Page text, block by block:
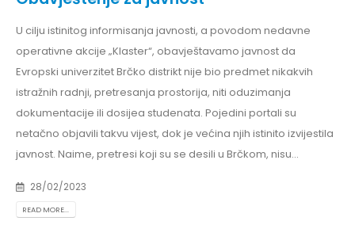
U cilju istinitog informisanja javnosti, a povodom nedavne
operativne akcije „Klaster“, obavještavamo javnost da
Evropski univerzitet Brčko distrikt nije bio predmet nikakvih
istražnih radnji, pretresanja prostorija, niti oduzimanja
dokumentacije ili dosijea studenata. Pojedini portali su
netačno objavili takvu vijest, dok je većina njih istinito izvijestila
javnost. Naime, pretresi koji su se desili u Brčkom, nisu...
28/02/2023
READ MORE...